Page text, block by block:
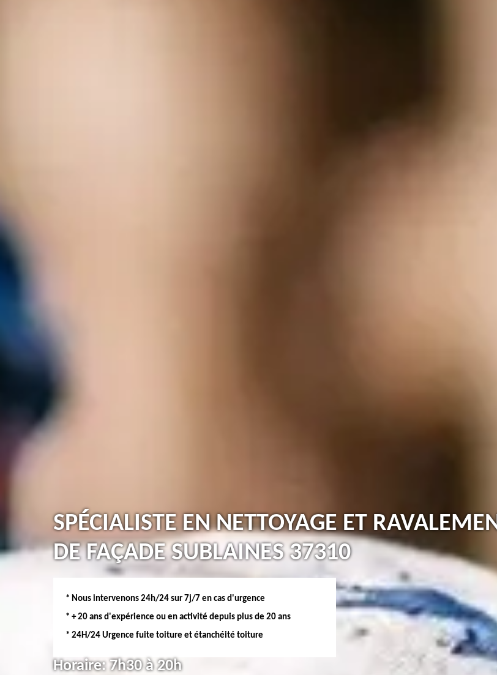
SPÉCIALISTE EN NETTOYAGE ET
DE FAÇADE SUBLAINES 37310
* Nous intervenons 24h/24 sur 7j/7 en cas d'urgence
* + 20 ans d'expérience ou en activité depuis plus de 20 ans
* 24H/24 Urgence fuite toiture et étanchéité toiture
Horaire:7h30 à 20h